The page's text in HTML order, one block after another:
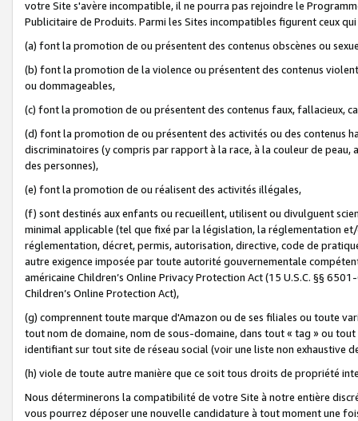
votre Site s'avère incompatible, il ne pourra pas rejoindre le
Publicitaire de Produits. Parmi les Sites incompatibles figurent ceux
(a) font la promotion de ou présentent des contenus obscènes ou
(b) font la promotion de la violence ou présentent des contenus
ou dommageables,
(c) font la promotion de ou présentent des contenus faux, fallacieux,
(d) font la promotion de ou présentent des activités ou des contenus
discriminatoires (y compris par rapport à la race, à la couleur de
des personnes),
(e) font la promotion de ou réalisent des activités illégales,
(f) sont destinés aux enfants ou recueillent, utilisent ou divulguent
minimal applicable (tel que fixé par la législation, la réglementation
réglementation, décret, permis, autorisation, directive, code de
autre exigence imposée par toute autorité gouvernementale
américaine Children’s Online Privacy Protection Act (15 U.S.C. §§
Children’s Online Protection Act),
(g) comprennent toute marque d'Amazon ou de ses filiales ou toute
tout nom de domaine, nom de sous-domaine, dans tout « tag » ou
identifiant sur tout site de réseau social (voir une liste non exhaustive
(h) viole de toute autre manière que ce soit tous droits de propriété
Nous déterminerons la compatibilité de votre Site à notre entière
vous pourrez déposer une nouvelle candidature à tout moment une